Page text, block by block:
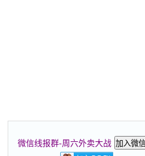
微信线报群-周六外卖大战 加入微